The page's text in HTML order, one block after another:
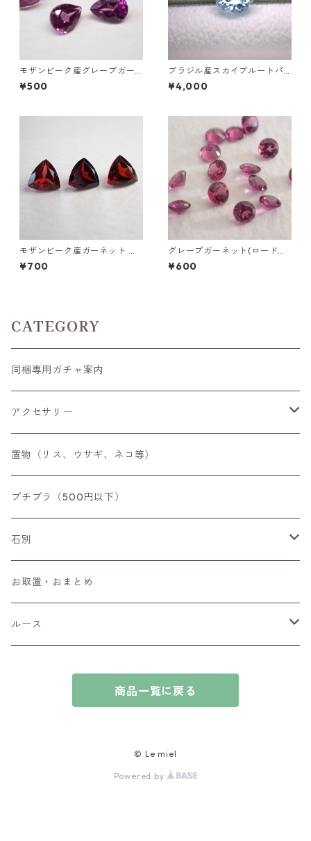
モザンビーク産グレープガー
ネット ペアシェイプカットル
ース 0.2ct前後 4mm*3mm前
¥500
ブラジル産スカイブルートパ
ーズ フラワーカットルース 3.
4ct 9.0mm*9.0mm*6.0mm
¥4,000
モザンビーク産ガーネット ト
リリアントカットルース 0.9ct
前後 6mm*6mm前後
¥700
グレープガーネット(ロードラ
イトガーネット) ラウンドカッ
トルース 0.1ct前後 直径3mm
¥600
CATEGORY
同梱専用ガチャ案内
アクセサリー
空枠
リング
ペンダントトップ
ブローチ
チャーム
ブレスレット
置物（リス、ウサギ、ネコ等）
プチプラ（500円以下）
石別
アイオライト
アウイナイト
アクアマリン
お取置・おまとめ
ルース
カボションカット
商品一覧に戻る
© Le miel
Powered by